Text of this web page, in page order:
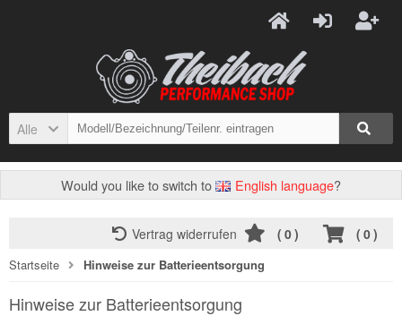
Alle
Would you like to switch to English language?
( 0)
Vertrag widerrufen ( 0)
Startseite Hinweise zur Batterieentsorgung
Hinweise zur Batterieentsorgung